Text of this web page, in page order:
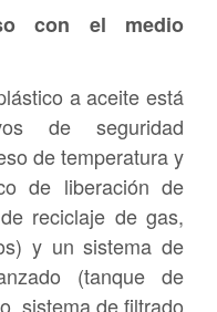
con el medio
a aceite está
de seguridad
de temperatura y
de liberación de
reciclaje de gas,
y un sistema de
(tanque de
sistema de filtrado